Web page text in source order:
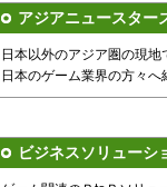
アジアニュースタ
日本以外のアジア圏の現地
日本のゲーム業界の方々へ
ビジネスソリューシ